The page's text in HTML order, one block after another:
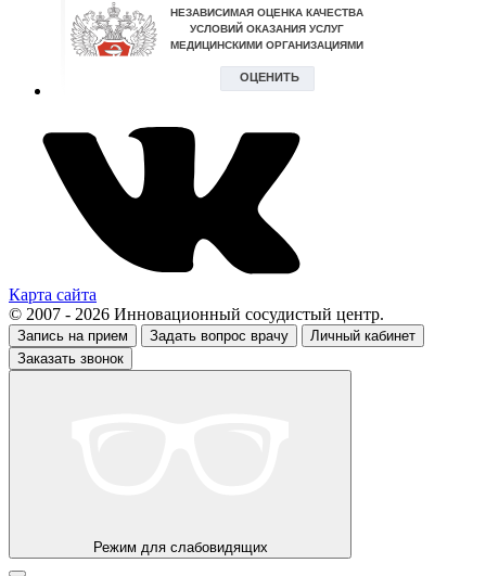
Карта сайта
© 2007 - 2026 Инновационный сосудистый центр.
Запись на прием Задать вопрос врачу
Личный кабинет
Заказать звонок
Режим для слабовидящих